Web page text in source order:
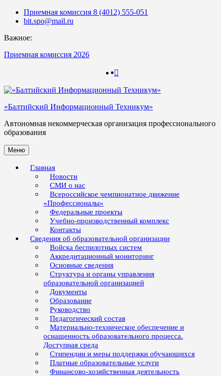
Skip
Приемная комиссия 8 (4012) 555-051
bit.spo@mail.ru
Важное:
Приемная комиссия 2026
«Балтийский Информационный Техникум»
Автономная некоммерческая организация профессионального
образования
Меню
Главная
Новости
СМИ о нас
Всероссийское чемпионатное движение
«Профессионалы»
Федеральные проекты
Учебно-производственный комплекс
Контакты
Сведения об образовательной организации
Войска беспилотных систем
Аккредитационный мониторинг
Основные сведения
Структура и органы управления
образовательной организацией
Документы
Образование
Руководство
Педагогический состав
Материально-техническое обеспечение и
оснащенность образовательного процесса.
Доступная среда
Стипендии и меры поддержки обучающихся
Платные образовательные услуги
Финансово-хозяйственная деятельность